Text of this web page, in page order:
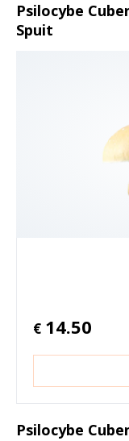
Psilocybe
Spuit
€ 14.50
Psilocybe